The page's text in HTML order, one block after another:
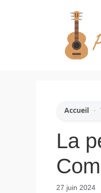
Accueil -
La
27 juin 2024